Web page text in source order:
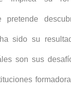
pretende
sido su
son sus